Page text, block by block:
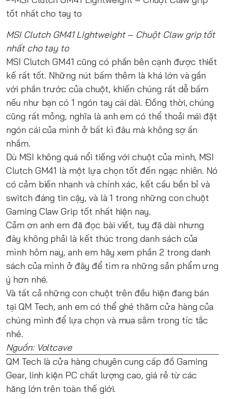
MSI Clutch GM41 Lightweight – Chuột Claw grip tốt
nhất cho tay to
MSI Clutch GM41 cũng có phần bên cạnh được thiết
kế rất tốt. Những nút bấm thêm là khá lớn và gần
với phần trước của chuột, khiến chúng rất dễ bấm
nếu như bạn có 1 ngón tay cái dài. Đồng thời, chúng
cũng rất mỏng, nghĩa là anh em có thể thoải mái đặt
ngón cái của mình ở bất kì đâu mà không sợ ấn
nhầm.
Dù MSI không quá nổi tiếng với chuột của mình, MSI
Clutch GM41 là một lựa chọn tốt đến ngạc nhiên. Nó
có cảm biến nhanh và chính xác, kết cấu bền bỉ và
switch đáng tin cậy, và là 1 trong những con chuột
Gaming Claw Grip tốt nhất hiện nay.
Cảm ơn anh em đã đọc bài viết, tuy đã dài nhưng
đây không phải là kết thúc trong danh sách của
mình hôm nay, anh em hãy xem phần 2 trong danh
sách của mình ở đây để tìm ra những sản phẩm ưng
ý hơn nhé.
Và tất cả những con chuột trên đều hiện đang bán
tại QM Tech, anh em có thể ghé thăm cửa hàng của
chúng mình để lựa chọn và mua sắm trong tíc tắc
nhé.
Nguồn: Voltcave
QM Tech là cửa hàng chuyên cung cấp đồ Gaming
Gear, linh kiện PC chất lượng cao, giá rẻ từ các
hãng lớn trên toàn thế giới.